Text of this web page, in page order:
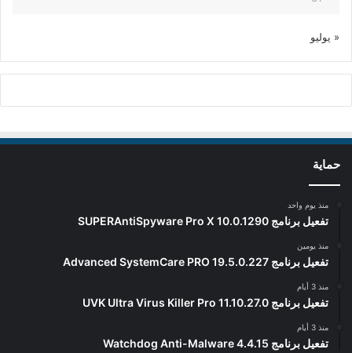
« يوليو
حماية
منذ يوم واحد
تفعيل برنامج SUPERAntiSpyware Pro X 10.0.1290
منذ يومين
تفعيل برنامج Advanced SystemCare PRO 19.5.0.227
منذ 3 أيام
تفعيل برنامج UVK Ultra Virus Killer Pro 11.10.27.0
منذ 3 أيام
تفعيل برنامج Watchdog Anti-Malware 4.4.15